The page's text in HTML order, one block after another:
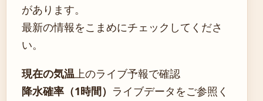
があります。
最新の情報をこまめにチェックしてくださ
い。
現在の気温上のライブ予報で確認
降水確率（1時間） ライブデータをご参照く